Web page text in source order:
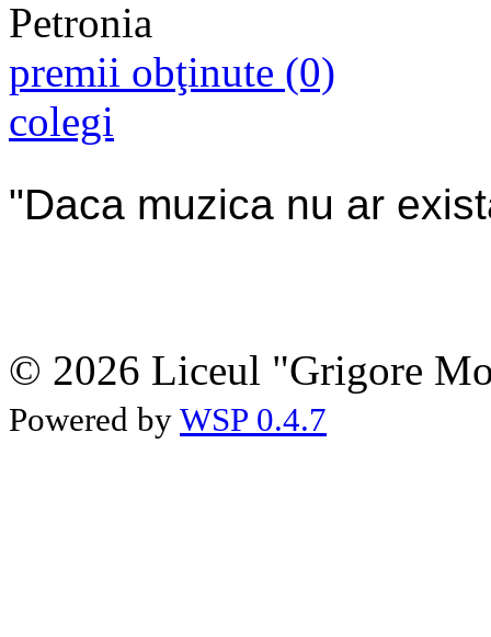
premii obţinute (0)
colegi
"Daca muzica nu ar
© 2026 Liceul "Grigore
Powered by WSP 0.4.7